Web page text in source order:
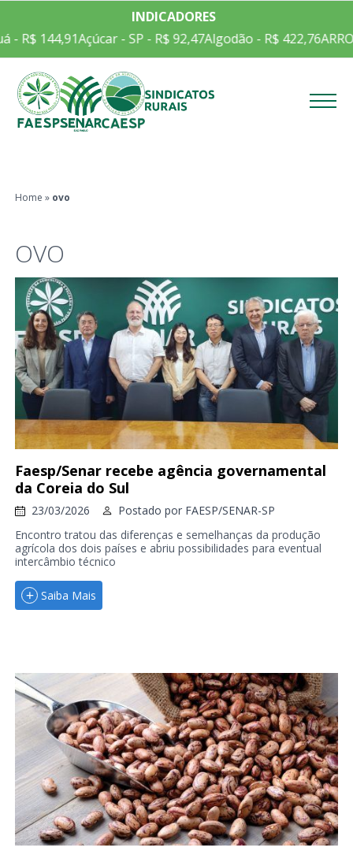
INDICADORES
144,91Açúcar - SP - R$ 92,47Algodão - R$ 422,76ARROZ
Home » ovo
OVO
Faesp/Senar recebe agência governamental
da Coreia do Sul
23/03/2026 Postado por FAESP/SENAR-SP
Encontro tratou das diferenças e semelhanças da produção
agrícola dos dois países e abriu possibilidades para eventual
intercâmbio técnico
Saiba Mais